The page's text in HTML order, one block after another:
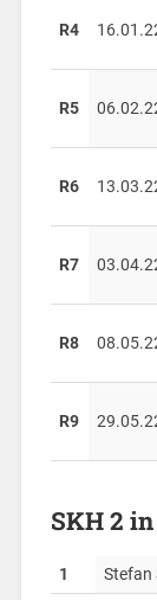
R4
R5
R6
R7
R8
R9
SKH 2
1 Stefan